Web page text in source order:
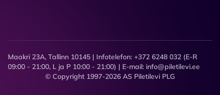
Maakri 23A, Tallinn 10145 | Infotelefon: +372 6248 032 (E-R
09:00 - 21:00, L ja P 10:00 - 21:00) | E-mail: info@piletilevi.ee
© Copyright 1997-2026 AS Piletilevi PLG